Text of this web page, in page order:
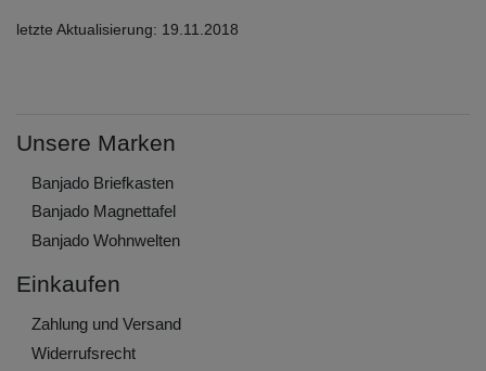
letzte Aktualisierung: 19.11.2018
Unsere Marken
Banjado Briefkasten
Banjado Magnettafel
Banjado Wohnwelten
Einkaufen
Zahlung und Versand
Widerrufs­recht